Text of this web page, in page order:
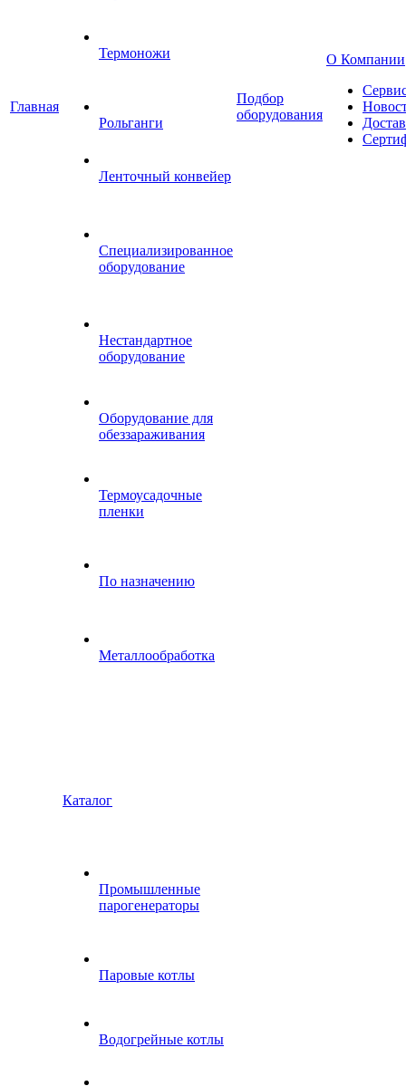
Главная
Термоножи
Рольганги
Ленточный конвейер
Специализированное
оборудование
Нестандартное
оборудование
Оборудование для
обеззараживания
Термоусадочные
пленки
По назначению
Металлообработка
Подбор
оборудования
О Компании
Каталог
Промышленные
парогенераторы
Паровые котлы
Водогрейные котлы